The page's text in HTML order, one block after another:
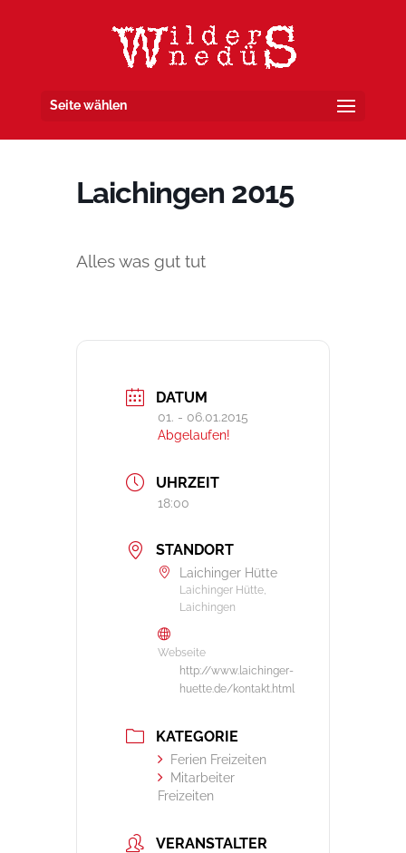
Seite wählen
Laichingen 2015
Alles was gut tut
DATUM
01. - 06.01.2015
Abgelaufen!
UHRZEIT
18:00
STANDORT
Laichinger Hütte
Laichinger Hütte,
Laichingen
Webseite
http://www.laichinger-
huette.de/kontakt.html
KATEGORIE
Ferien Freizeiten
Mitarbeiter
Freizeiten
VERANSTALTER